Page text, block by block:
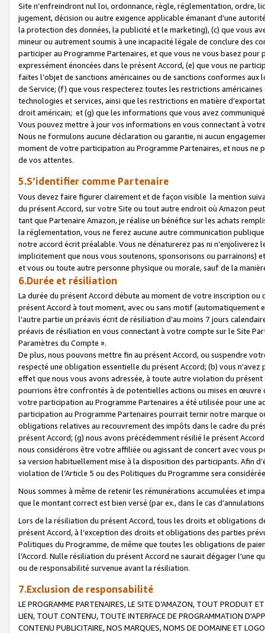
Site n’enfreindront nul loi, ordonnance, règle, réglementation, ordre,
jugement, décision ou autre exigence applicable émanant d’une
la protection des données, la publicité et le marketing), (c) que vous
mineur ou autrement soumis à une incapacité légale de conclure des
participer au Programme Partenaires, et que vous ne vous basez
expressément énoncées dans le présent Accord, (e) que vous ne
faites l’objet de sanctions américaines ou de sanctions conformes
de Service; (f) que vous respecterez toutes les restrictions
technologies et services, ainsi que les restrictions en matière
droit américain; et (g) que les informations que vous avez
Vous pouvez mettre à jour vos informations en vous connectant à
Nous ne formulons aucune déclaration ou garantie, ni aucun
moment de votre participation au Programme Partenaires, et nous
de vos attentes.
5.S’identifier comme Partenaire
Vous devez faire figurer clairement et de façon visible la mention
du présent Accord, sur votre Site ou tout autre endroit où Amazon
tant que Partenaire Amazon, je réalise un bénéfice sur les achats
la réglementation, vous ne ferez aucune autre communication
notre accord écrit préalable. Vous ne dénaturerez pas ni
implicitement que nous vous soutenons, sponsorisons ou parrainons)
et vous ou toute autre personne physique ou morale, sauf de la
6.Durée et résiliation
La durée du présent Accord débute au moment de votre inscription
présent Accord à tout moment, avec ou sans motif (automatiquement
l’autre partie un préavis écrit de résiliation d’au moins 7 jours
préavis de résiliation en vous connectant à votre compte sur le Site
Paramètres du Compte ».
De plus, nous pouvons mettre fin au présent Accord, ou suspendre
respecté une obligation essentielle du présent Accord; (b) vous
effet que nous vous avons adressée, à toute autre violation du
pourrions être confrontés à de potentielles actions ou mises en
votre participation au Programme Partenaires a été utilisée pour une
participation au Programme Partenaires pourrait ternir notre marque
obligations relatives au recouvrement des impôts dans le cadre du
présent Accord; (g) nous avons précédemment résilié le présent
nous considérons être votre affiliée ou agissant de concert avec vous
sa version habituellement mise à la disposition des participants. Afin
violation de l’Article 5 ou des Politiques du Programme sera
Nous sommes à même de retenir les rémunérations accumulées et
que le montant correct est bien versé (par ex., dans le cas
Lors de la résiliation du présent Accord, tous les droits et obligations
présent Accord, à l’exception des droits et obligations des parties
Politiques du Programme, de même que toutes les obligations de
l’Accord. Nulle résiliation du présent Accord ne saurait dégager l'une
ou de responsabilité survenue avant la résiliation.
7.Exclusion de responsabilité
LE PROGRAMME PARTENAIRES, LE SITE D’AMAZON, TOUT PRODUIT
LIEN, TOUT CONTENU, TOUTE INTERFACE DE PROGRAMMATION
CONTENU PUBLICITAIRE, NOS MARQUES, NOMS DE DOMAINE ET